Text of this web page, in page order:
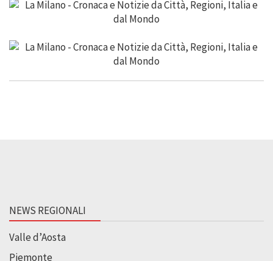
NEWS REGIONALI
Valle d’Aosta
Piemonte